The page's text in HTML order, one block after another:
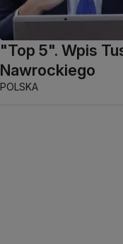
"Top 5". Wpis
Nawrockiego
POLSKA